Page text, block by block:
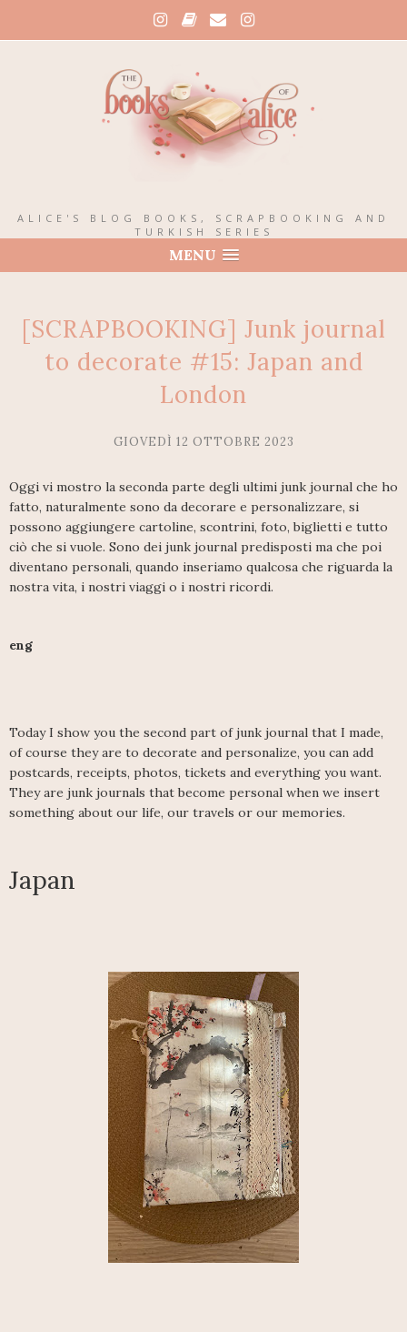
ALICE'S BLOG BOOKS, SCRAPBOOKING AND
TURKISH SERIES
MENU
[SCRAPBOOKING] Junk journal
to decorate #15: Japan and
London
GIOVEDÌ 12 OTTOBRE 2023
Oggi vi mostro la seconda parte degli ultimi junk journal che ho
fatto, naturalmente sono da decorare e personalizzare, si
possono aggiungere cartoline, scontrini, foto, biglietti e tutto
ciò che si vuole. Sono dei junk journal predisposti ma che poi
diventano personali, quando inseriamo qualcosa che riguarda la
nostra vita, i nostri viaggi o i nostri ricordi.
eng
Today I show you the second part of junk journal that I made,
of course they are to decorate and personalize, you can add
postcards, receipts, photos, tickets and everything you want.
They are junk journals that become personal when we insert
something about our life, our travels or our memories.
Japan